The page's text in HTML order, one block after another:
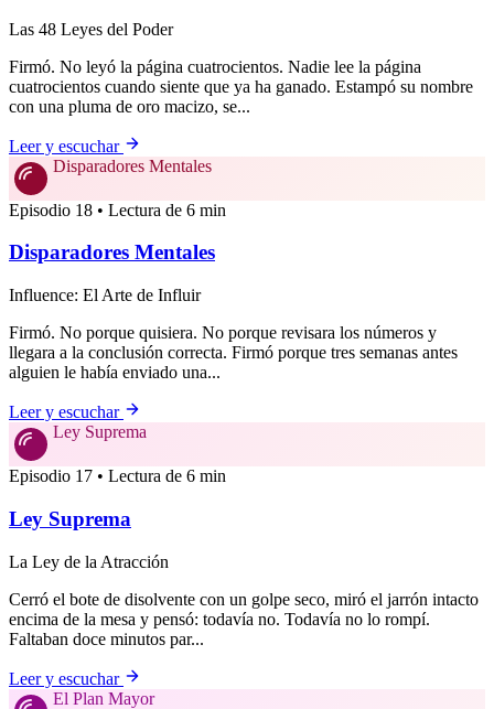
Las 48 Leyes del Poder
Firmó. No leyó la página cuatrocientos. Nadie lee la página
cuatrocientos cuando siente que ya ha ganado. Estampó su nombre
con una pluma de oro macizo, se...
Leer y escuchar
Disparadores Mentales
Episodio 18 • Lectura de 6 min
Disparadores Mentales
Influence: El Arte de Influir
Firmó. No porque quisiera. No porque revisara los números y
llegara a la conclusión correcta. Firmó porque tres semanas antes
alguien le había enviado una...
Leer y escuchar
Ley Suprema
Episodio 17 • Lectura de 6 min
Ley Suprema
La Ley de la Atracción
Cerró el bote de disolvente con un golpe seco, miró el jarrón intacto
encima de la mesa y pensó: todavía no. Todavía no lo rompí.
Faltaban doce minutos par...
Leer y escuchar
El Plan Mayor